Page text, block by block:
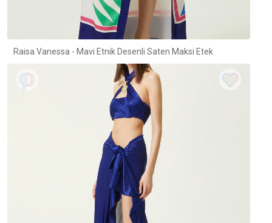
Raisa Vanessa - Mavi Etnik Desenli Saten Maksi Etek